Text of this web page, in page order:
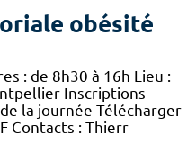
obésité
: de 8h30 à 16h Lieu :
Inscriptions
la journée Télécharger
Contacts : Thierr